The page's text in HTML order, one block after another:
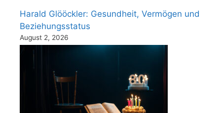
Harald Glööckler: Gesundheit, Vermögen und
Beziehungsstatus
August 2, 2026